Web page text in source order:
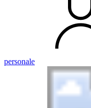
personale